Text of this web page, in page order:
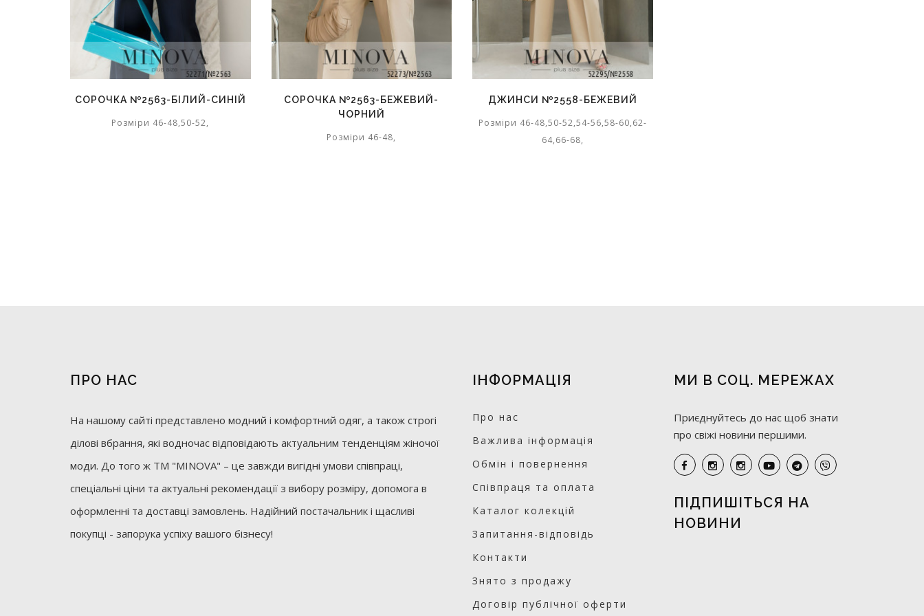
СОРОЧКА №2563-БІЛИЙ-СИНІЙ
Розміри 46-48,50-52,
СОРОЧКА №2563-БЕЖЕВИЙ-
ЧОРНИЙ
Розміри 46-48,
ДЖИНСИ №2558-БЕЖЕВИЙ
Розміри 46-48,50-52,54-56,58-60,62-
64,66-68,
ПРО НАС
На нашому сайті представлено модний і комфортний одяг, а також строгі
ділові вбрання, які водночас відповідають актуальним тенденціям жіночої
моди. До того ж ТМ "MINOVA" – це завжди вигідні умови співпраці,
спеціальні ціни та актуальні рекомендації з вибору розміру, допомога в
оформленні та доставці замовлень. Надійний постачальник і щасливі
покупці - запорука успіху вашого бізнесу!
ІНФОРМАЦІЯ
Про нас
Важлива інформація
Обмін і повернення
Співпраця та оплата
Каталог колекцій
Запитання-відповідь
Контакти
Знято з продажу
Договір публічної оферти
МИ В СОЦ. МЕРЕЖАХ
Приєднуйтесь до нас щоб знати
про свіжі новини першими.
ПІДПИШІТЬСЯ НА
НОВИНИ